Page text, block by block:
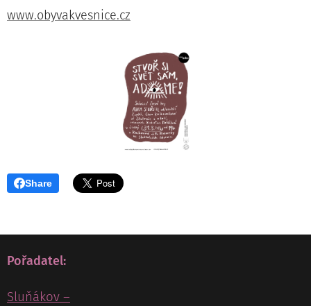
www.obyvakvesnice.cz
Share
Pořadatel:
Sluňákov –